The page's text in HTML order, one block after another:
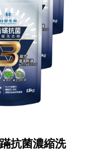
抗菌濃縮洗